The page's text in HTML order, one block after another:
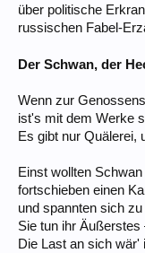
über politische
russischen Fabel-
Der Schwan, der
Wenn zur
ist's mit dem Werke
Es gibt nur Quälerei,
Einst wollten
fortschieben einen
und spannten sich
Sie tun ihr
Die Last an sich wär'